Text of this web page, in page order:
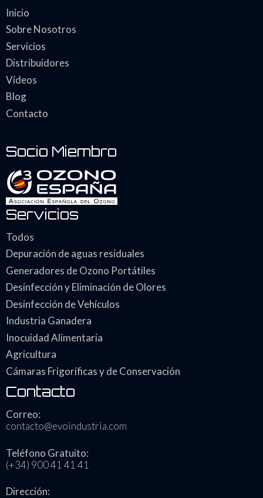
Inicio
Sobre Nosotros
Servicios
Distribuidores
Vídeos
Blog
Contacto
Socio Miembro
Servicios
Todos
Depuración de aguas residuales
Generadores de Ozono Portátiles
Desinfección y Eliminación de Olores
Desinfección de Vehículos
Industria Ganadera
Inocuidad Alimentaria
Agricultura
Cámaras Frigoríficas y de Conservación
Contacto
Correo:
contacto@evoindustria.com
Teléfono Gratuito:
(+34) 900 41 41 41
Dirección: